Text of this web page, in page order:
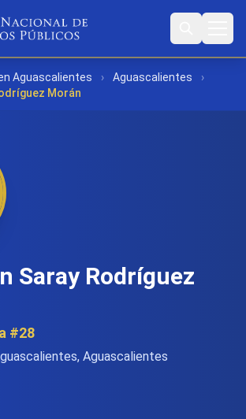
Aguascalientes › Aguascalientes
›
Morán
Saray Rodríguez
#28
Aguascalientes